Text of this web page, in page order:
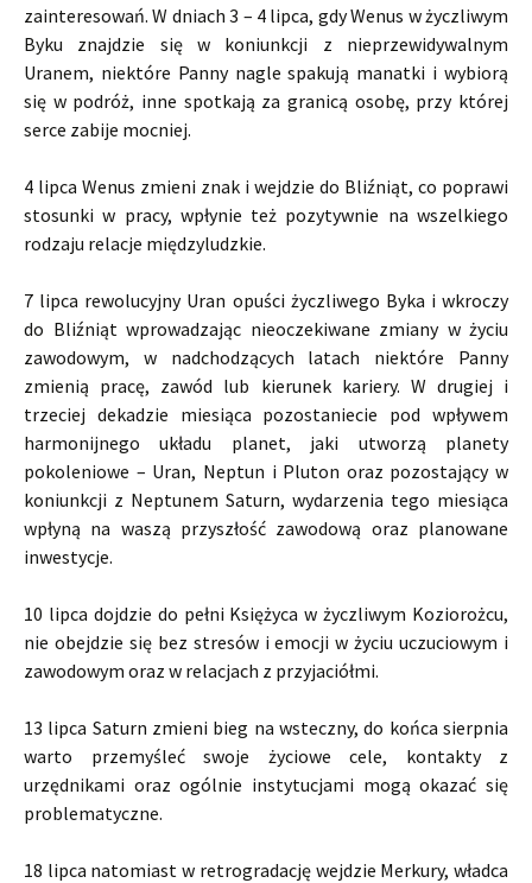
zainteresowań. W dniach 3 – 4 lipca, gdy Wenus w życzliwym
Byku znajdzie się w koniunkcji z nieprzewidywalnym
Uranem, niektóre Panny nagle spakują manatki i wybiorą
się w podróż, inne spotkają za granicą osobę, przy której
serce zabije mocniej.
4 lipca Wenus zmieni znak i wejdzie do Bliźniąt, co poprawi
stosunki w pracy, wpłynie też pozytywnie na wszelkiego
rodzaju relacje międzyludzkie.
7 lipca rewolucyjny Uran opuści życzliwego Byka i wkroczy
do Bliźniąt wprowadzając nieoczekiwane zmiany w życiu
zawodowym, w nadchodzących latach niektóre Panny
zmienią pracę, zawód lub kierunek kariery. W drugiej i
trzeciej dekadzie miesiąca pozostaniecie pod wpływem
harmonijnego układu planet, jaki utworzą planety
pokoleniowe – Uran, Neptun i Pluton oraz pozostający w
koniunkcji z Neptunem Saturn, wydarzenia tego miesiąca
wpłyną na waszą przyszłość zawodową oraz planowane
inwestycje.
10 lipca dojdzie do pełni Księżyca w życzliwym Koziorożcu,
nie obejdzie się bez stresów i emocji w życiu uczuciowym i
zawodowym oraz w relacjach z przyjaciółmi.
13 lipca Saturn zmieni bieg na wsteczny, do końca sierpnia
warto przemyśleć swoje życiowe cele, kontakty z
urzędnikami oraz ogólnie instytucjami mogą okazać się
problematyczne.
18 lipca natomiast w retrogradację wejdzie Merkury, władca